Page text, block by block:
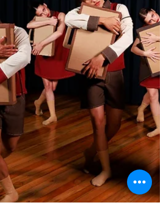
ano. Considerado um dos maiores encontros de
dança do país, o evento seguirá até o dia 3 de
junho, reunindo bailarinos, companhias, grupos e
escolas de diversas regiões brasileiras em uma
programação voltada à competição, formação
artística e ap